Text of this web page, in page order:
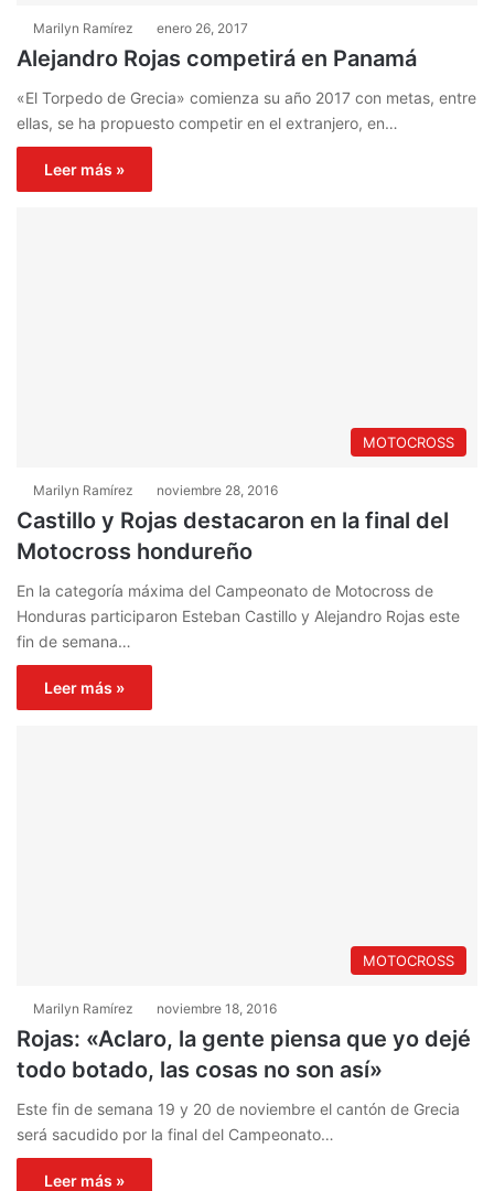
Marilyn Ramírez enero 26, 2017
Alejandro Rojas competirá en Panamá
«El Torpedo de Grecia» comienza su año 2017 con metas, entre
ellas, se ha propuesto competir en el extranjero, en…
Leer más »
MOTOCROSS
Marilyn Ramírez noviembre 28, 2016
Castillo y Rojas destacaron en la final del
Motocross hondureño
En la categoría máxima del Campeonato de Motocross de
Honduras participaron Esteban Castillo y Alejandro Rojas este
fin de semana…
Leer más »
MOTOCROSS
Marilyn Ramírez noviembre 18, 2016
Rojas: «Aclaro, la gente piensa que yo dejé
todo botado, las cosas no son así»
Este fin de semana 19 y 20 de noviembre el cantón de Grecia
será sacudido por la final del Campeonato…
Leer más »